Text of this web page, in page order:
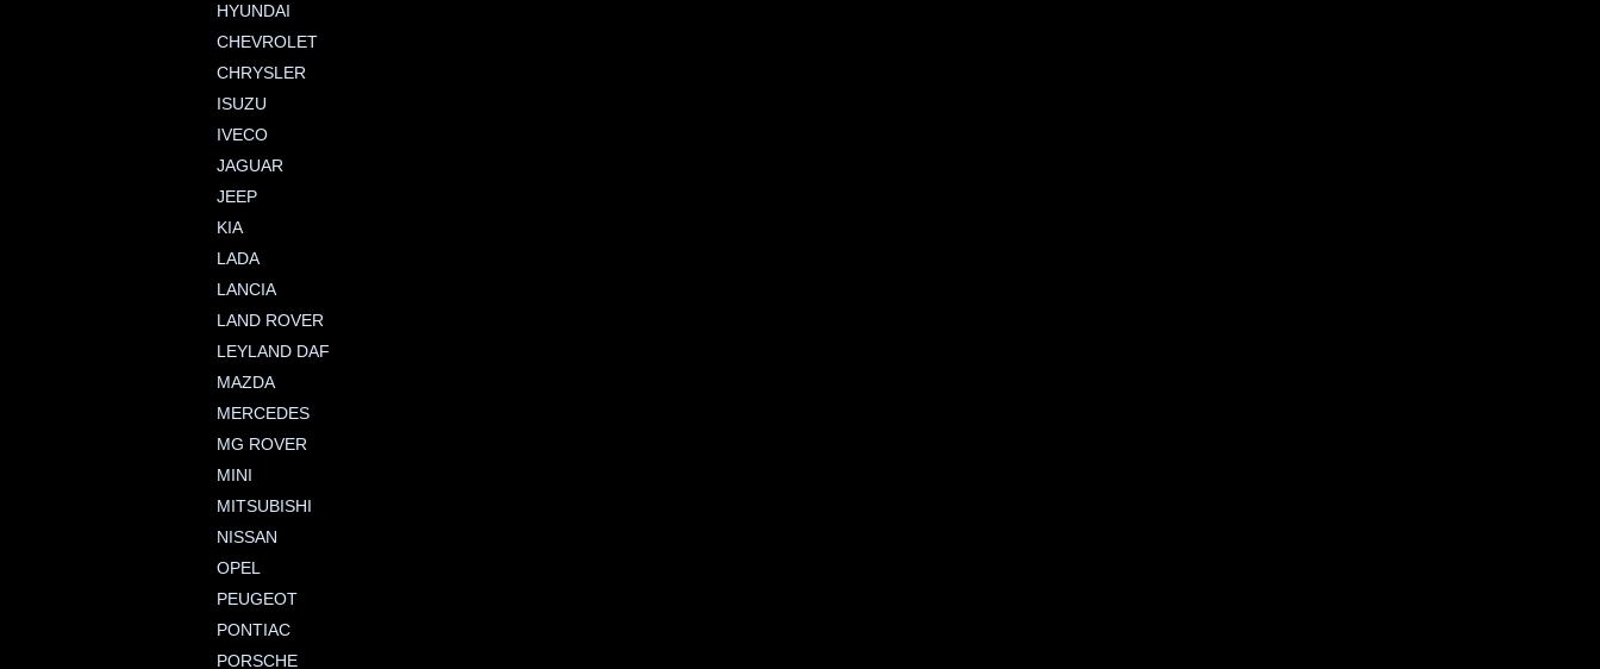
HYUNDAI
CHEVROLET
CHRYSLER
ISUZU
IVECO
JAGUAR
JEEP
KIA
LADA
LANCIA
LAND ROVER
LEYLAND DAF
MAZDA
MERCEDES
MG ROVER
MINI
MITSUBISHI
NISSAN
OPEL
PEUGEOT
PONTIAC
PORSCHE